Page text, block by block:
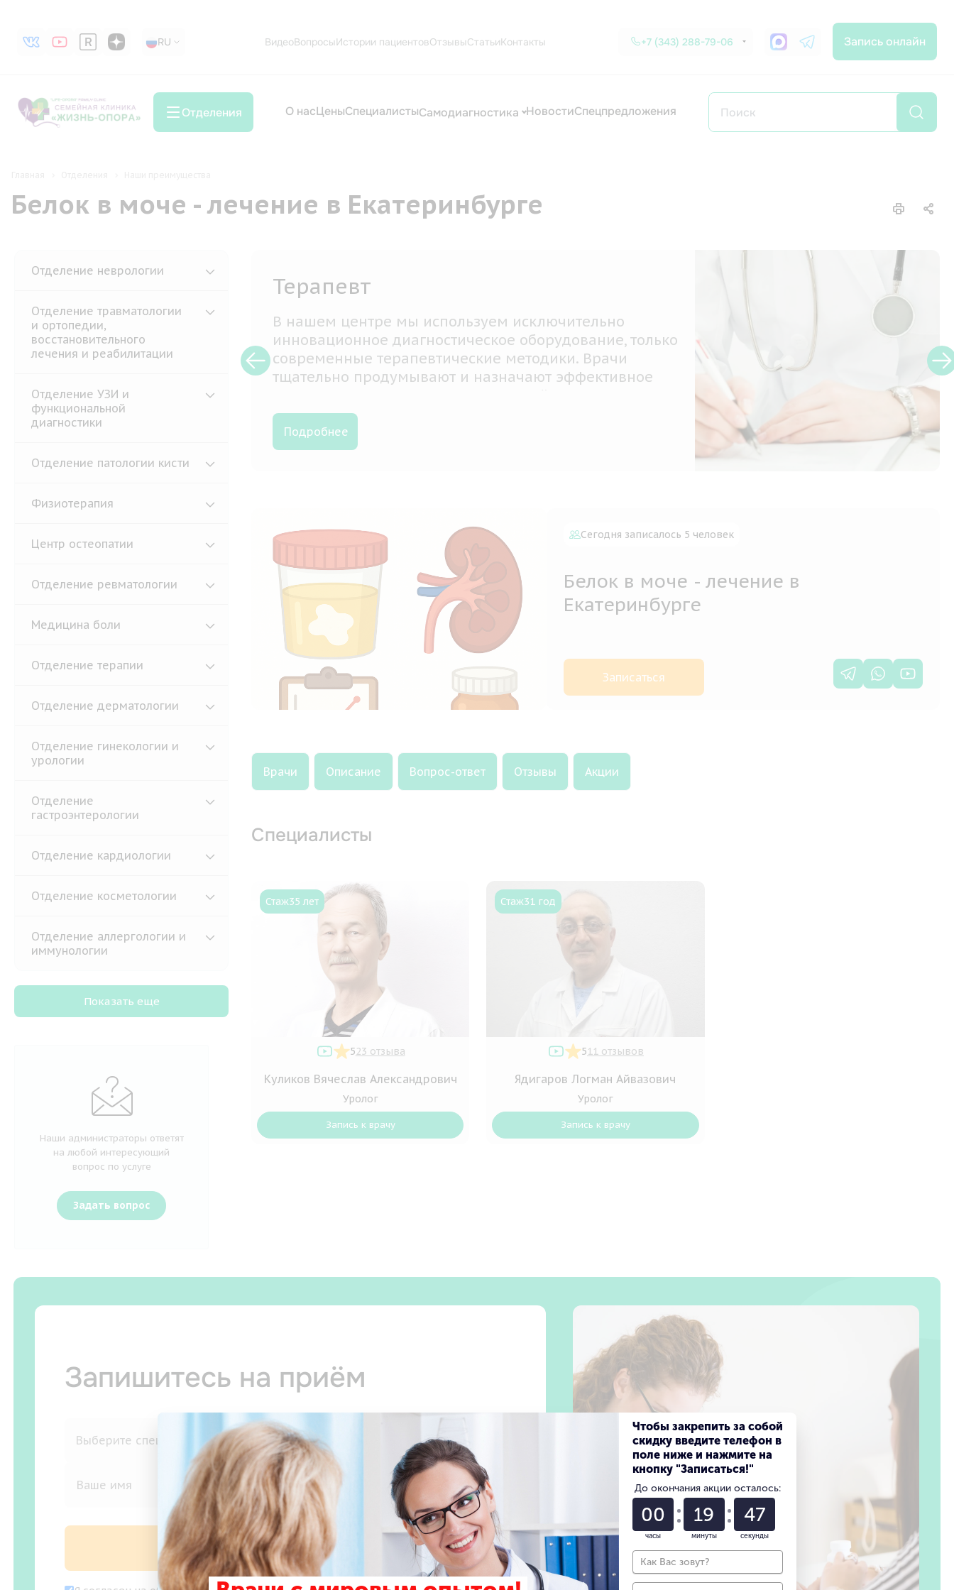
RU
RU ВидеоВопросыИстории пациентовОтзывыСтатьиКонтакты +7 (343) 288-79-06 Запись онлайн
Отделения О насЦеныСпециалистыСамодиагностика НовостиСпецпредложения
Белок в моче - лечение в Екатеринбурге
Отделение неврологии
Отделение травматологии
и ортопедии,
восстановительного
лечения и реабилитации
Отделение УЗИ и
функциональной
диагностики
Отделение патологии кисти
Физиотерапия
Центр остеопатии
Отделение ревматологии
Медицина боли
Отделение терапии
Отделение дерматологии
Отделение гинекологии и
урологии
Отделение
гастроэнтерологии
Отделение кардиологии
Отделение косметологии
Отделение аллергологии и
иммунологии
Показать еще
Наши администраторы ответят
на любой интересующий
вопрос по услуге
Задать вопрос
Терапевт
В нашем центре мы используем исключительно
инновационное диагностическое оборудование, только
современные терапевтические методики. Врачи
тщательно продумывают и назначают эффективное
медикаментозное лечение и дальнейшие
профилактические меры
Подробнее
Сегодня записалось 5 человек
Белок в моче - лечение в
Екатеринбурге
Записаться
Врачи Описание Вопрос-ответ Отзывы Акции
Специалисты
Стаж35 лет
523 отзыва
Куликов Вячеслав Александрович
Уролог
Запись к врачу
Стаж31 год
511 отзывов
Ядигаров Логман Айвазович
Уролог
Запись к врачу
Запишитесь на приём
Записаться на прием
Чтобы закрепить за собой
скидку введите телефон в
поле ниже и нажмите на
кнопку "Записаться!"
До окончания акции осталось:
00
часы
19
минуты
45
секунды